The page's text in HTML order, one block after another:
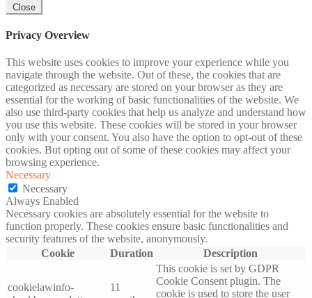
Close
Privacy Overview
This website uses cookies to improve your experience while you
navigate through the website. Out of these, the cookies that are
categorized as necessary are stored on your browser as they are
essential for the working of basic functionalities of the website. We
also use third-party cookies that help us analyze and understand how
you use this website. These cookies will be stored in your browser
only with your consent. You also have the option to opt-out of these
cookies. But opting out of some of these cookies may affect your
browsing experience.
Necessary
Necessary
Always Enabled
Necessary cookies are absolutely essential for the website to
function properly. These cookies ensure basic functionalities and
security features of the website, anonymously.
Cookie
Duration Description
cookielawinfo-
11
This cookie is set by GDPR
Cookie Consent plugin. The
cookie is used to store the user